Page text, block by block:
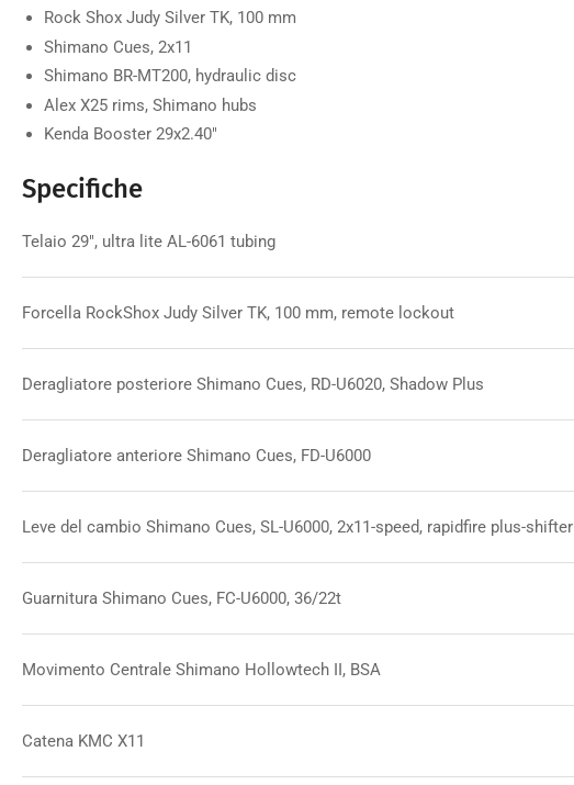
Rock Shox Judy Silver TK, 100 mm
Shimano Cues, 2x11
Shimano BR-MT200, hydraulic disc
Alex X25 rims, Shimano hubs
Kenda Booster 29x2.40"
Specifiche
Telaio 29", ultra lite AL-6061 tubing
Forcella RockShox Judy Silver TK, 100 mm, remote lockout
Deragliatore posteriore Shimano Cues, RD-U6020, Shadow Plus
Deragliatore anteriore Shimano Cues, FD-U6000
Leve del cambio Shimano Cues, SL-U6000, 2x11-speed, rapidfire plus-shifter
Guarnitura Shimano Cues, FC-U6000, 36/22t
Movimento Centrale Shimano Hollowtech II, BSA
Catena KMC X11